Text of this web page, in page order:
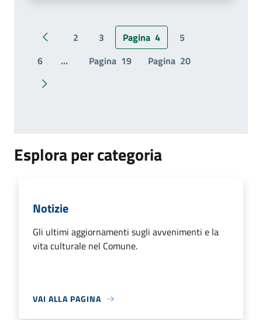
Pagina precedente
2 3 Pagina 4
5
6
... Pagina 19 Pagina 20
Pagina successiva
Esplora per categoria
Notizie
Gli ultimi aggiornamenti sugli avvenimenti e la
vita culturale nel Comune.
VAI ALLA PAGINA